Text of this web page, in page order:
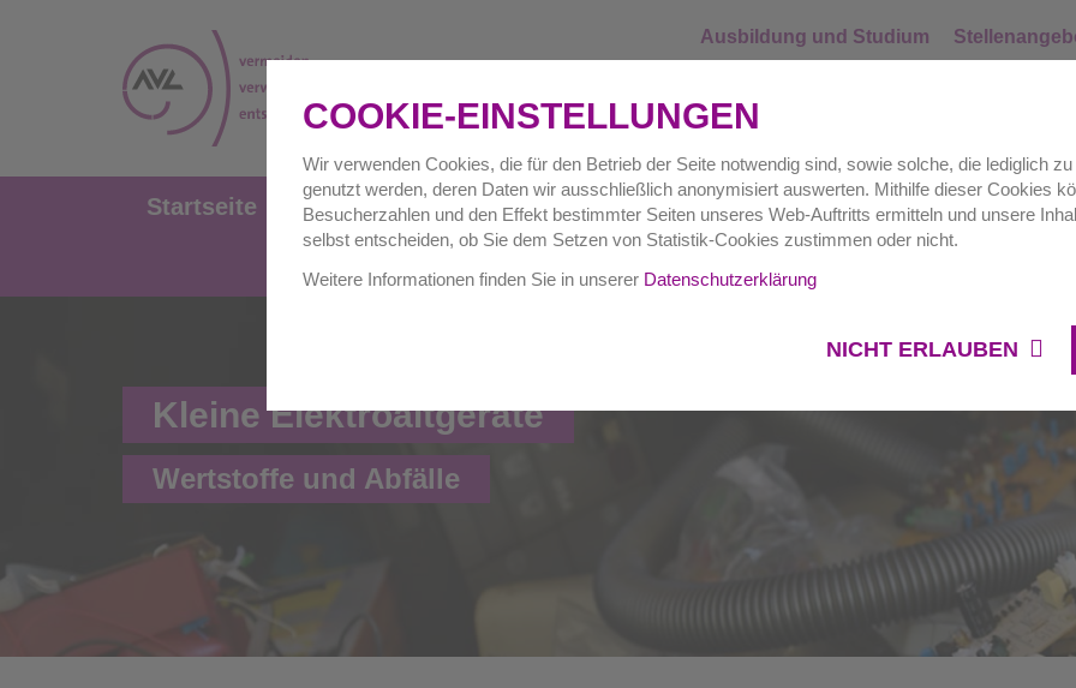
COOKIE-EINSTELLUNGEN
Wir verwenden Cookies, die für den Betrieb der Seite notwendig sind, sowie solche, die lediglich
genutzt werden, deren Daten wir ausschließlich anonymisiert auswerten. Mithilfe dieser Cookies
Besucherzahlen und den Effekt bestimmter Seiten unseres Web-Auftritts ermitteln und unsere
selbst entscheiden, ob Sie dem Setzen von Statistik-Cookies zustimmen oder nicht.
Weitere Informationen finden Sie in unserer Datenschutzerklärung
NICHT ERLAUBEN
Ausbildung und Studium
Startseite Privathaushalte Hausverwaltungen Gewerbe
Kleine Elektroaltgeräte
Wertstoffe und Abfälle